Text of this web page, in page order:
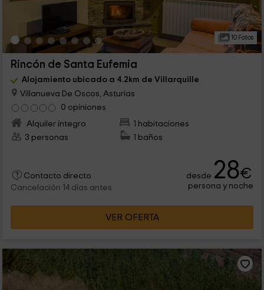
10 Fotos
Rincón de Santa Eufemia
Alojamiento ubicado a 4.2km de Villarquille
Villanueva De Oscos, Asturias
0 opiniones
Alquiler íntegro
1 habitaciones
3 personas
1 baños
Contacto directo
Cancelación 14 días antes
desde 28€
persona y noche
VER OFERTA